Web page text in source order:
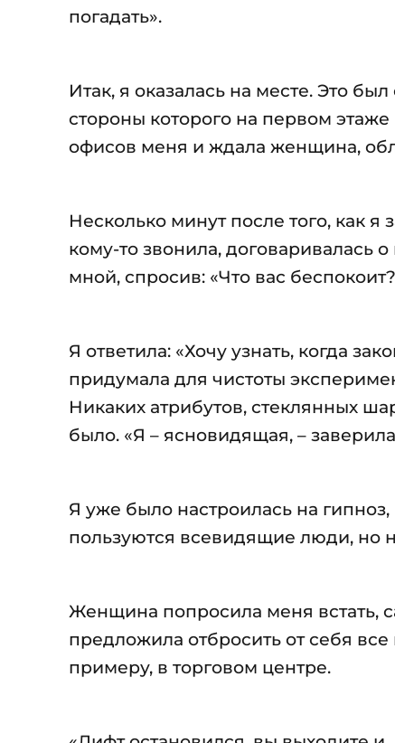
погадать».
Итак, я оказалась на месте. Это
стороны которого на первом
офисов меня и ждала женщина,
Несколько минут после того, как
кому-то звонила, договаривалась
мной, спросив: «Что вас
Я ответила: «Хочу узнать, когда
придумала для чистоты
Никаких атрибутов, стеклянных
было. «Я – ясновидящая, –
Я уже было настроилась на
пользуются всевидящие люди, но
Женщина попросила меня встать,
предложила отбросить от себя все
примеру, в торговом центре.